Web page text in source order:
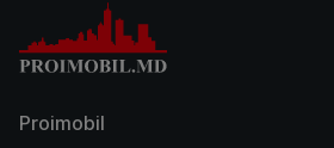
Proimobil